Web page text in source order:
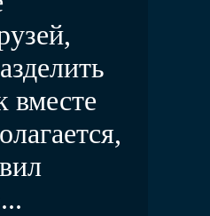
вместе